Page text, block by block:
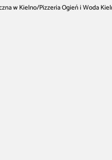
w Kielno/Pizzeria Ogień i Woda